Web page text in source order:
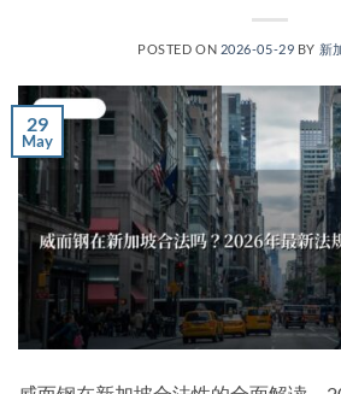
POSTED ON 2026-05-29 BY 新
29
May